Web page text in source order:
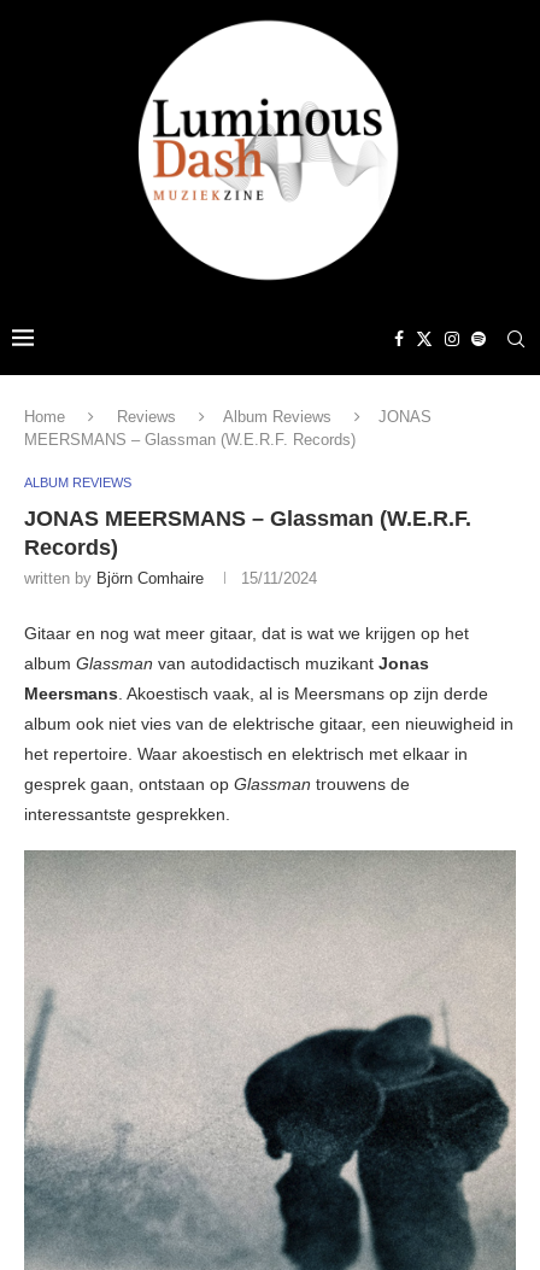
Home Reviews Album Reviews
JONAS
MEERSMANS – Glassman (W.E.R.F. Records)
ALBUM REVIEWS
JONAS MEERSMANS – Glassman (W.E.R.F.
Records)
written by Björn Comhaire 15/11/2024
Gitaar en nog wat meer gitaar, dat is wat we krijgen op het
album Glassman van autodidactisch muzikant Jonas
Meersmans. Akoestisch vaak, al is Meersmans op zijn derde
album ook niet vies van de elektrische gitaar, een nieuwigheid in
het repertoire. Waar akoestisch en elektrisch met elkaar in
gesprek gaan, ontstaan op Glassman trouwens de
interessantste gesprekken.